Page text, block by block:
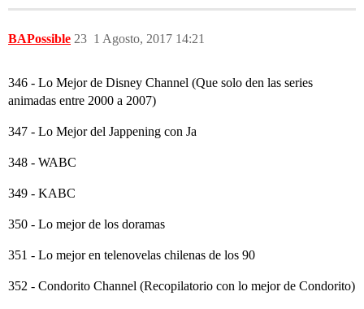
BAPossible 1 Agosto, 2017 14:21
23
346 - Lo Mejor de Disney Channel (Que solo den las series
animadas entre 2000 a 2007)
347 - Lo Mejor del Jappening con Ja
348 - WABC
349 - KABC
350 - Lo mejor de los doramas
351 - Lo mejor en telenovelas chilenas de los 90
352 - Condorito Channel (Recopilatorio con lo mejor de Condorito)